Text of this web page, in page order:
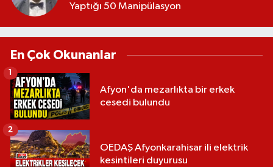
Yaptığı 50 Manipülasyon
En Çok Okunanlar
Afyon'da mezarlıkta bir erkek
cesedi bulundu
1
OEDAŞ Afyonkarahisar ili elektrik
kesintileri duyurusu
2